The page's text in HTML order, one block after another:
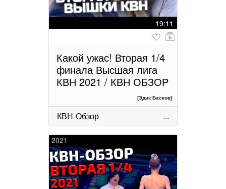
19:11
Какой ужас! Вторая 1/4
финала Высшая лига
КВН 2021 / КВН ОБЗОР
[Эдик Басков]
КВН-Обзор ...
2021